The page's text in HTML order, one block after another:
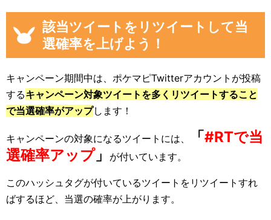
該当ツイートをリツイートして当
選確率を上げよう！
キャンペーン期間中は、ポケマピTwitterアカウントが投稿
するキャンペーン対象ツイートを多くリツイートすること
で当選確率がアップします！
キャンペーンの対象になるツイートには、 「#RTで当
選確率アップ」 が付いています。
このハッシュタグが付いているツイートをリツイートすれ
ばするほど、当選の確率が上がります。